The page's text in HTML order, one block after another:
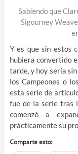
Sabiendo que
Sigourney
Y es que sin estos
hubiera convertido
tarde, y hoy sería
los Campeones o
esta serie de
fue de la serie tras
comenzó a
prácticamente su
Comparte esto: